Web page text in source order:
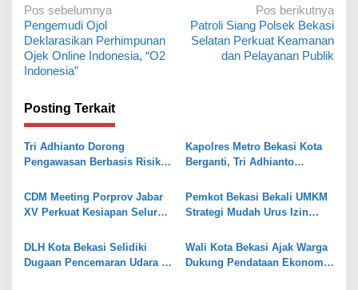
N
a
v
i
g
a
s
i
p
o
s
Pos sebelumnya
Pengemudi Ojol
Deklarasikan Perhimpunan
Ojek Online Indonesia, “O2
Indonesia”
Pos berikutnya
Patroli Siang Polsek Bekasi
Selatan Perkuat Keamanan
dan Pelayanan Publik
Posting Terkait
Tri Adhianto Dorong
Pengawasan Berbasis Risiko,
Kelola
Kapolres Metro Bekasi Kota
Berganti, Tri Adhianto
CDM Meeting Porprov Jabar
XV Perkuat Kesiapan Seluruh
Pemkot Bekasi Bekali UMKM
Strategi Mudah Urus Izin
DLH Kota Bekasi Selidiki
Dugaan Pencemaran Udara di
Wali Kota Bekasi Ajak Warga
Dukung Pendataan Ekonomi